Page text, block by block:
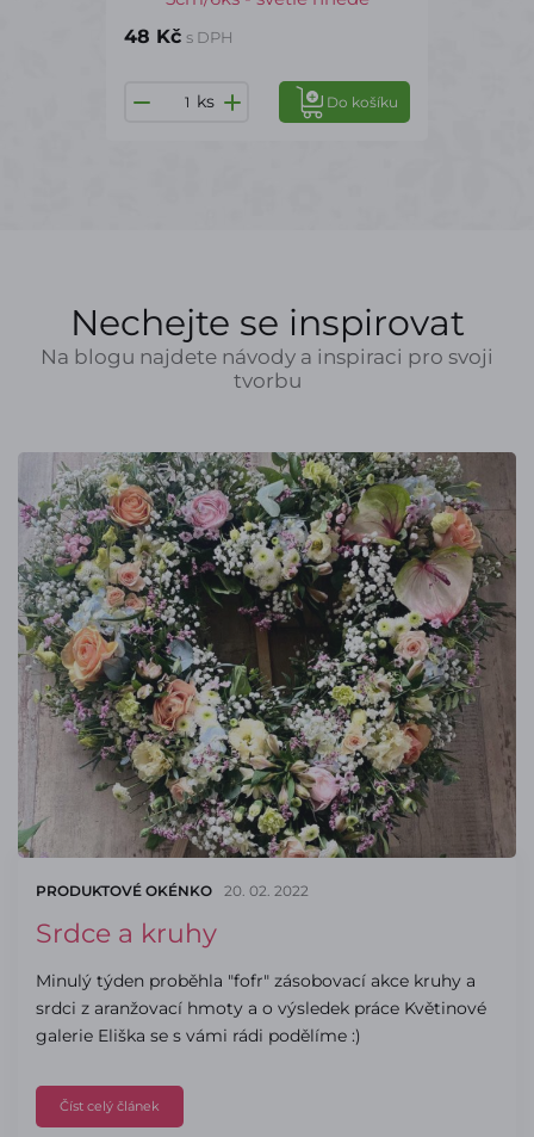
48 Kč s DPH
ks Do košíku
Nechejte se inspirovat
Na blogu najdete návody a inspiraci pro svoji
tvorbu
PRODUKTOVÉ OKÉNKO 20. 02. 2022
Srdce a kruhy
Minulý týden proběhla "fofr" zásobovací akce kruhy a
srdci z aranžovací hmoty a o výsledek práce Květinové
galerie Eliška se s vámi rádi podělíme :)
Číst celý článek